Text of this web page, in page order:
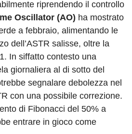
riprendendo il controllo
Oscillator (AO) ha mostrato
a febbraio, alimentando le
dell’ASTR salisse, oltre la
In siffatto contesto una
giornaliera al di sotto del
segnalare debolezza nel
con una possibile correzione.
di Fibonacci del 50% a
entrare in gioco come